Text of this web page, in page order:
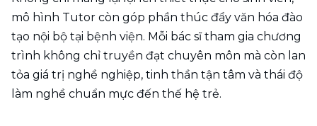
mô hình Tutor còn góp phần thúc đẩy văn hóa đào
tạo nội bộ tại bệnh viện. Mỗi bác sĩ tham gia chương
trình không chỉ truyền đạt chuyên môn mà còn lan
tỏa giá trị nghề nghiệp, tinh thần tận tâm và thái độ
làm nghề chuẩn mực đến thế hệ trẻ.